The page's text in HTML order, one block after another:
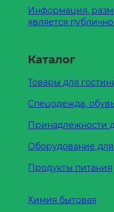
Информация,
является
Каталог
Товары для
Спецодежда,
Принадлежности
Оборудование для
Продукты питания
Химия бытовая